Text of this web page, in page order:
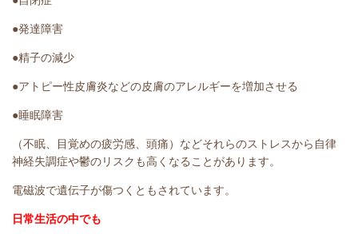
●発達障害
●精子の減少
●アトピー性皮膚炎などの皮膚のアレルギーを増加させる
●睡眠障害
（不眠、目覚めの疲労感、頭痛）などそれらのストレスから自律
神経失調症や鬱のリスクも高くなることがあります。
電磁波で遺伝子が傷つくともされています。
日常生活の中でも